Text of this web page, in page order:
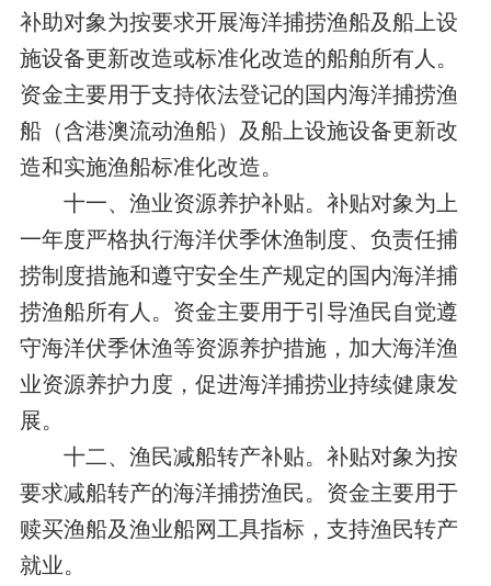
补助对象为按要求开展海洋捕捞渔船及船上设
施设备更新改造或标准化改造的船舶所有人。
资金主要用于支持依法登记的国内海洋捕捞渔
船（含港澳流动渔船）及船上设施设备更新改
造和实施渔船标准化改造。
十一、渔业资源养护补贴。补贴对象为上
一年度严格执行海洋伏季休渔制度、负责任捕
捞制度措施和遵守安全生产规定的国内海洋捕
捞渔船所有人。资金主要用于引导渔民自觉遵
守海洋伏季休渔等资源养护措施，加大海洋渔
业资源养护力度，促进海洋捕捞业持续健康发
展。
十二、渔民减船转产补贴。补贴对象为按
要求减船转产的海洋捕捞渔民。资金主要用于
赎买渔船及渔业船网工具指标，支持渔民转产
就业。